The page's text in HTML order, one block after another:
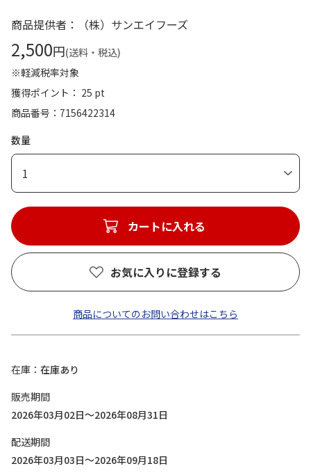
商品提供者：（株）サンエイフーズ
2,500円(送料・税込)
※軽減税率対象
獲得ポイント： 25 pt
商品番号
7156422314
数量
1
カートに入れる
お気に入りに登録する
商品についてのお問い合わせはこちら
在庫
在庫あり
販売期間
2026年03月02日～2026年08月31日
配送期間
2026年03月03日～2026年09月18日